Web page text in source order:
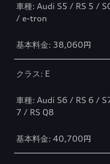
車種: Audi S5 / RS 5 /
/ e-tron
基本料金: 38,060円
クラス: E
車種: Audi S6 / RS 6 /
7 / RS Q8
基本料金: 40,700円